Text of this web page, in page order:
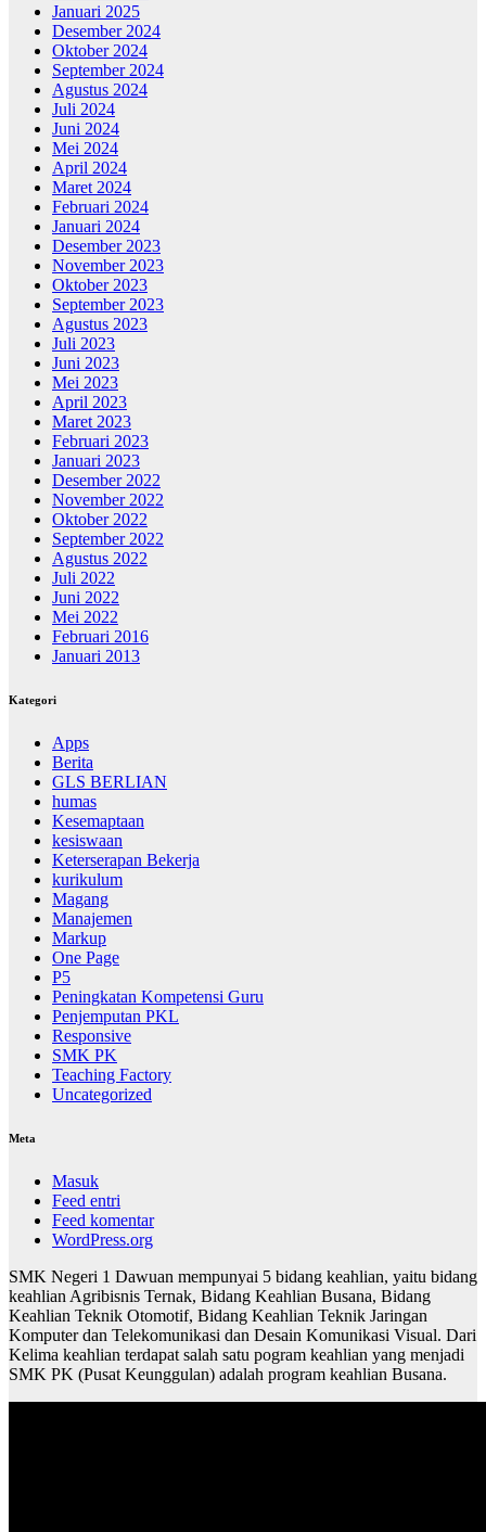
Januari 2025
Desember 2024
Oktober 2024
September 2024
Agustus 2024
Juli 2024
Juni 2024
Mei 2024
April 2024
Maret 2024
Februari 2024
Januari 2024
Desember 2023
November 2023
Oktober 2023
September 2023
Agustus 2023
Juli 2023
Juni 2023
Mei 2023
April 2023
Maret 2023
Februari 2023
Januari 2023
Desember 2022
November 2022
Oktober 2022
September 2022
Agustus 2022
Juli 2022
Juni 2022
Mei 2022
Februari 2016
Januari 2013
Kategori
Apps
Berita
GLS BERLIAN
humas
Kesemaptaan
kesiswaan
Keterserapan Bekerja
kurikulum
Magang
Manajemen
Markup
One Page
P5
Peningkatan Kompetensi Guru
Penjemputan PKL
Responsive
SMK PK
Teaching Factory
Uncategorized
Meta
Masuk
Feed entri
Feed komentar
WordPress.org
SMK Negeri 1 Dawuan mempunyai 5 bidang keahlian, yaitu bidang
keahlian Agribisnis Ternak, Bidang Keahlian Busana, Bidang
Keahlian Teknik Otomotif, Bidang Keahlian Teknik Jaringan
Komputer dan Telekomunikasi dan Desain Komunikasi Visual. Dari
Kelima keahlian terdapat salah satu pogram keahlian yang menjadi
SMK PK (Pusat Keunggulan) adalah program keahlian Busana.